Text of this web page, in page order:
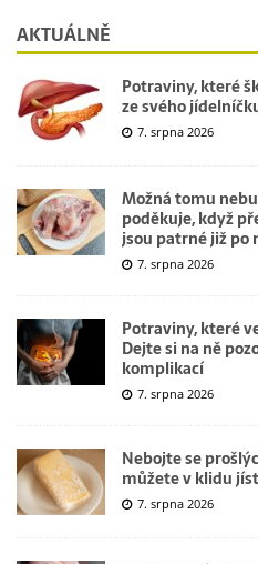
AKTUÁLNĚ
Potraviny, které
ze svého
7. srpna 2026
Možná tomu
poděkuje, když
jsou patrné již po
7. srpna 2026
Potraviny, které
Dejte si na ně
komplikací
7. srpna 2026
Nebojte se
můžete v klidu
7. srpna 2026